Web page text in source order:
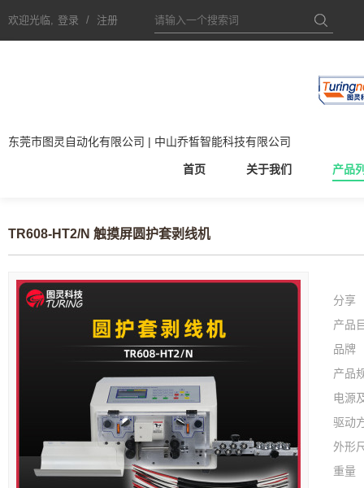
欢迎光临, 登录 / 注册
东莞市图灵自动化有限公司 | 中山乔皙智能科技有限公司
首页 关于我们 产品
TR608-HT2/N 触摸屏圆护套剥线机
分享
产品
品牌
产品
电源
驱动
外形
重量